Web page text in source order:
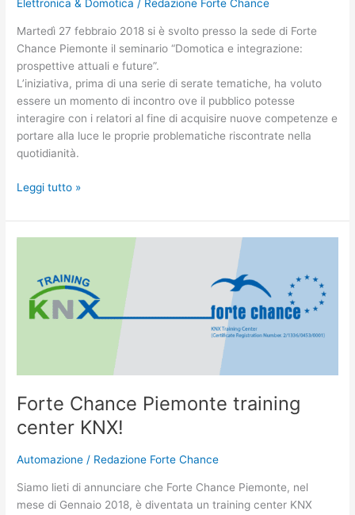
Elettronica & Domotica / Redazione Forte Chance
Martedì 27 febbraio 2018 si è svolto presso la sede di Forte
Chance Piemonte il seminario “Domotica e integrazione:
prospettive attuali e future”.
L’iniziativa, prima di una serie di serate tematiche, ha voluto
essere un momento di incontro ove il pubblico potesse
interagire con i relatori al fine di acquisire nuove competenze e
portare alla luce le proprie problematiche riscontrate nella
quotidianità.
Leggi tutto »
Forte Chance Piemonte training
center KNX!
Automazione / Redazione Forte Chance
Siamo lieti di annunciare che Forte Chance Piemonte, nel
mese di Gennaio 2018, è diventata un training center KNX
Piemonte
training
center